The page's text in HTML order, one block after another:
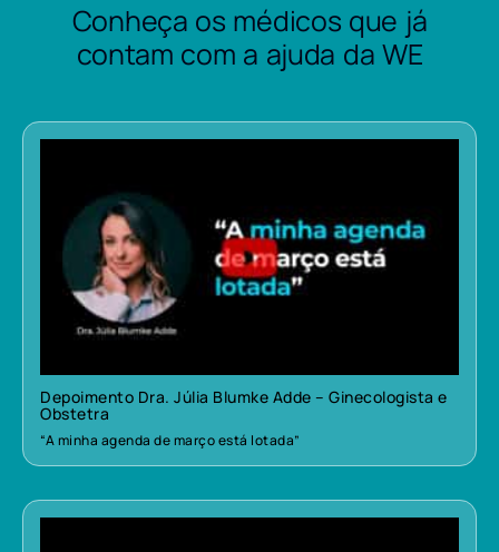
Conheça os médicos que já
contam com a ajuda da WE
Depoimento Dra. Júlia Blumke Adde – Ginecologista e
Obstetra
“A minha agenda de março está lotada”